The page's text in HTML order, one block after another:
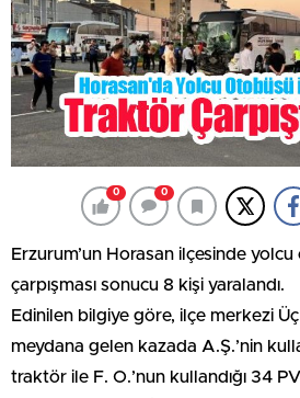
0 0
Erzurum’un Horasan ilçesinde
çarpışması sonucu 8 kişi yaralandı.
Edinilen bilgiye göre, ilçe merkezi
meydana gelen kazada A.Ş.’nin
traktör ile F. O.’nun kullandığı 34